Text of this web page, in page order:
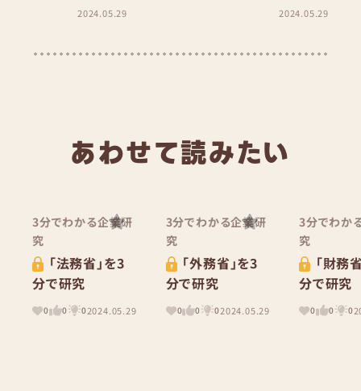
2024.05.29 2024.05.29
あわせて読みたい
3分でわかる企業研
究
「法務省」を3
分で研究
0 0 02024.05.29
3分でわかる企業研
究
「外務省」を3
分で研究
0 0 02024.05.29
3分でわか
究
「財務
分で研究
0 0 0